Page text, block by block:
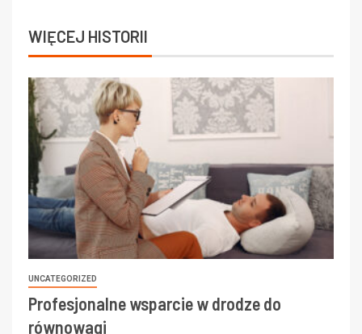
WIĘCEJ HISTORII
UNCATEGORIZED
Profesjonalne wsparcie w drodze do
równowagi